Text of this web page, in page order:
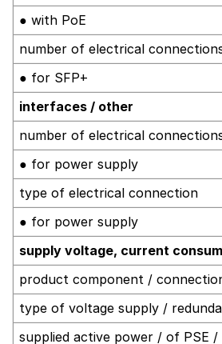
● with PoE
number of electrical
● for SFP+
interfaces / other
number of electrical
● for power supply
type of electrical connection
● for power supply
supply voltage, current
product component /
type of voltage supply /
supplied active power / of PSE /